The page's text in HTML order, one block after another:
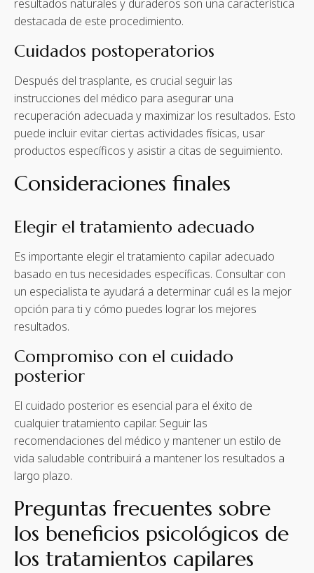
resultados naturales y duraderos son una característica
destacada de este procedimiento.
Cuidados postoperatorios
Después del trasplante, es crucial seguir las
instrucciones del médico para asegurar una
recuperación adecuada y maximizar los resultados. Esto
puede incluir evitar ciertas actividades físicas, usar
productos específicos y asistir a citas de seguimiento.
Consideraciones finales
Elegir el tratamiento adecuado
Es importante elegir el tratamiento capilar adecuado
basado en tus necesidades específicas. Consultar con
un especialista te ayudará a determinar cuál es la mejor
opción para ti y cómo puedes lograr los mejores
resultados.
Compromiso con el cuidado
posterior
El cuidado posterior es esencial para el éxito de
cualquier tratamiento capilar. Seguir las
recomendaciones del médico y mantener un estilo de
vida saludable contribuirá a mantener los resultados a
largo plazo.
Preguntas frecuentes sobre
los beneficios psicológicos de
los tratamientos capilares